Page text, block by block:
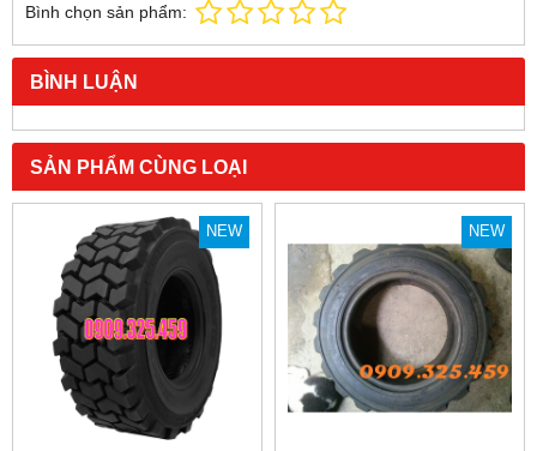
Bình chọn sản phẩm:
BÌNH LUẬN
SẢN PHẨM CÙNG LOẠI
NEW NEW